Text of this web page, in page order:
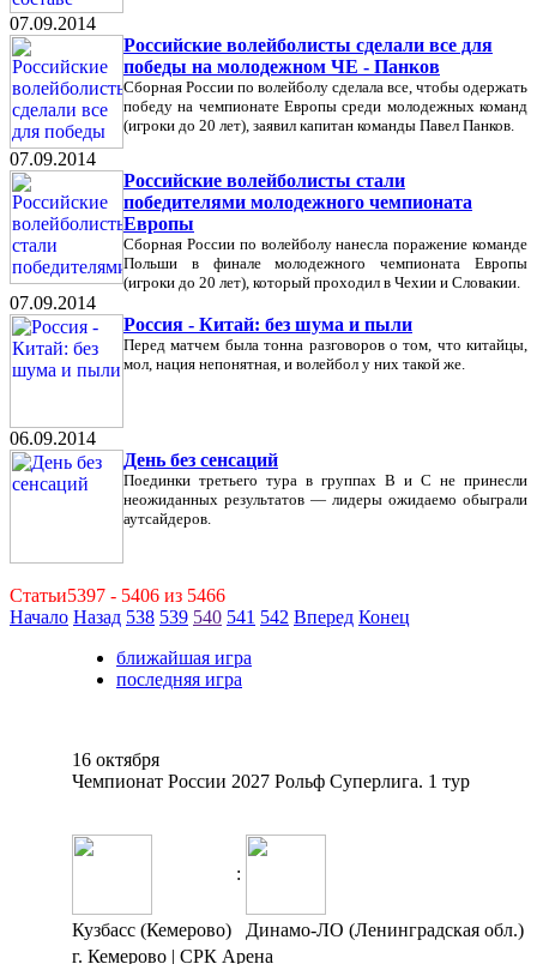
07.09.2014
Российские волейболисты сделали все для
победы на молодежном ЧЕ - Панков
Сборная России по волейболу сделала все, чтобы одержать
победу на чемпионате Европы среди молодежных команд
(игроки до 20 лет), заявил капитан команды Павел Панков.
07.09.2014
Российские волейболисты стали
победителями молодежного чемпионата
Европы
Сборная России по волейболу нанесла поражение команде
Польши в финале молодежного чемпионата Европы
(игроки до 20 лет), который проходил в Чехии и Словакии.
07.09.2014
Россия - Китай: без шума и пыли
Перед матчем была тонна разговоров о том, что китайцы,
мол, нация непонятная, и волейбол у них такой же.
06.09.2014
День без сенсаций
Поединки третьего тура в группах В и С не принесли
неожиданных результатов — лидеры ожидаемо обыграли
аутсайдеров.
Статьи5397 - 5406 из 5466
Начало Назад 538 539 540 541 542 Вперед Конец
ближайшая игра
последняя игра
16 октября
Чемпионат России 2027 Рольф Суперлига. 1 тур
:
Кузбасс (Кемерово)
Динамо-ЛО (Ленинградская обл.)
г. Кемерово | СРК Арена